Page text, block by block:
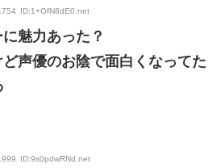
ID:1+OfN8dE0.net
魅力あった？
声優のお陰で面白くなってた
ID:9s0pdwRNd.net